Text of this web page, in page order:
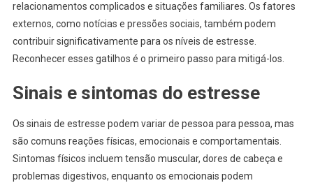
relacionamentos complicados e situações familiares. Os fatores
externos, como notícias e pressões sociais, também podem
contribuir significativamente para os níveis de estresse.
Reconhecer esses gatilhos é o primeiro passo para mitigá-los.
Sinais e sintomas do estresse
Os sinais de estresse podem variar de pessoa para pessoa, mas
são comuns reações físicas, emocionais e comportamentais.
Sintomas físicos incluem tensão muscular, dores de cabeça e
problemas digestivos, enquanto os emocionais podem